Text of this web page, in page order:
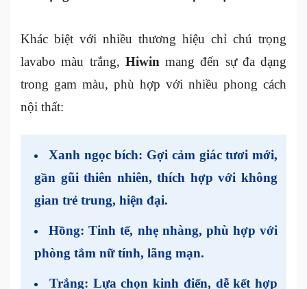
Khác biệt với nhiều thương hiệu chỉ chú trọng
lavabo màu trắng, Hiwin mang đến sự đa dạng
trong gam màu, phù hợp với nhiều phong cách
nội thất:
Xanh ngọc bích: Gợi cảm giác tươi mới,
gần gũi thiên nhiên, thích hợp với không
gian trẻ trung, hiện đại.
Hồng: Tinh tế, nhẹ nhàng, phù hợp với
phòng tắm nữ tính, lãng mạn.
Trắng: Lựa chọn kinh điển, dễ kết hợp